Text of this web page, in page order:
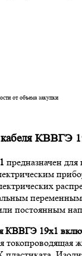
от объема закупки
кабеля КВВГЭ
предназначен
постоянным
КВВГЭ 19х1
токопроводящая